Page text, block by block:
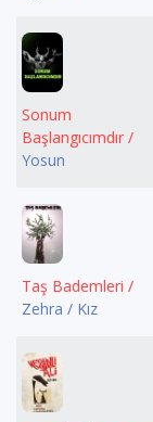
Sonum
Başlangıcımdır /
Yosun
Taş Bademleri /
Zehra / Kız